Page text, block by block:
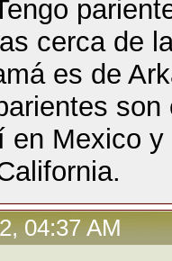
cerca de
es de
en Mexico
04:37 AM